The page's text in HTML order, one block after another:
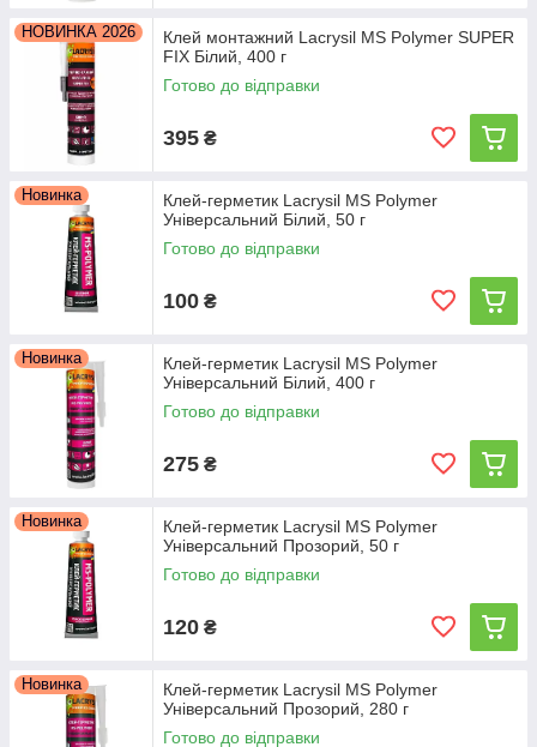
НОВИНКА 2026
Клей монтажний Lacrysil MS Polymer SUPER
FIX Білий, 400 г
Готово до відправки
395 ₴
Новинка
Клей-герметик Lacrysil MS Polymer
Універсальний Білий, 50 г
Готово до відправки
100 ₴
Новинка
Клей-герметик Lacrysil MS Polymer
Універсальний Білий, 400 г
Готово до відправки
275 ₴
Новинка
Клей-герметик Lacrysil MS Polymer
Універсальний Прозорий, 50 г
Готово до відправки
120 ₴
Новинка
Клей-герметик Lacrysil MS Polymer
Універсальний Прозорий, 280 г
Готово до відправки